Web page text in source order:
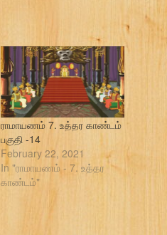
ராமாயணம் 7. உத்தர காண்டம்
பகுதி -14
February 22, 2021
In "ராமாயணம் - 7. உத்தர
காண்டம்"